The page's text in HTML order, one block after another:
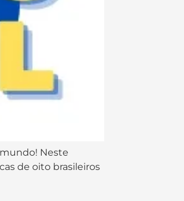
mundo! Neste
de oito brasileiros